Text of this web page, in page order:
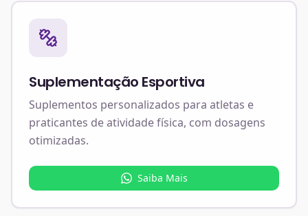
Suplementação Esportiva
Suplementos personalizados para atletas e
praticantes de atividade física, com dosagens
otimizadas.
Saiba Mais